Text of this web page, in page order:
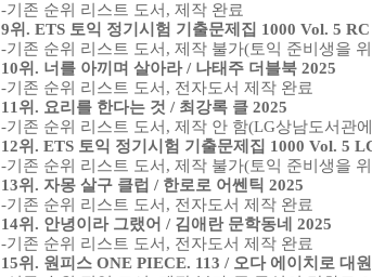
-기존 순위 리스트 도서, 제작 완료
9위. ETS 토익 정기시험 기출문제집 1000 Vol. 5
-기존 순위 리스트 도서, 제작 불가(토익 준비생을
10위. 너를 아끼며 살아라 / 나태주 더블북 2025
-기존 순위 리스트 도서, 전자도서 제작 완료
11위. 요리를 한다는 것 / 최강록 클 2025
-기존 순위 리스트 도서, 제작 안 함(LG상남도서관
12위. ETS 토익 정기시험 기출문제집 1000 Vol. 5
-기존 순위 리스트 도서, 제작 불가(토익 준비생을
13위. 자몽 살구 클럽 / 한로로 어쎈틱 2025
-기존 순위 리스트 도서, 전자도서 제작 완료
14위. 안녕이라 그랬어 / 김애란 문학동네 2025
-기존 순위 리스트 도서, 전자도서 제작 완료
15위. 원피스 ONE PIECE. 113 / 오다 에이치로 대